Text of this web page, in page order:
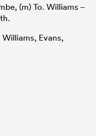
(m) To. Williams –
Williams, Evans,